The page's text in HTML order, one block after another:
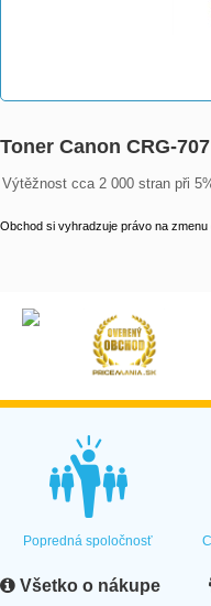
Toner Canon CRG-
Výtěžnost cca 2 000 stran při
Obchod si vyhradzuje právo na
Popredná spoločnosť
Všetko o nákupe